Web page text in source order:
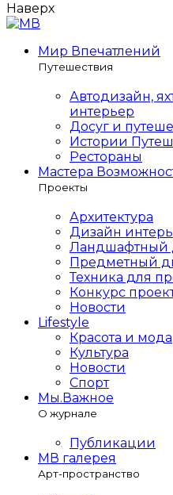
Наверх
Мир Впечатлений
Путешествия
Автодизайн,
интерьер
Досуг и
Истории
Рестораны
Мастера
Проекты
Архитектура
Дизайн
Ландшафтный
Предметный
Техника для
Конкурс
Новости
Lifestyle
Красота и мода
Культура
Новости
Спорт
Мы.Важное
О журнале
Публикации
МВ галерея
Арт-пространство